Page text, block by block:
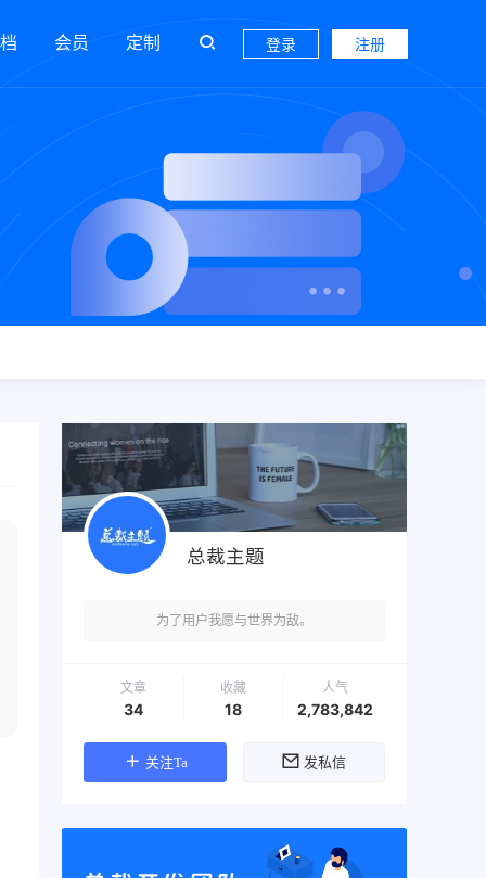
会员 定制 登录 注册
总裁主题
为了用户我愿与世界为敌。
文章
34
收藏
18
人气
2,783,842
关注Ta 发私信